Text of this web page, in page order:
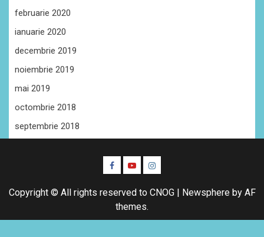
februarie 2020
ianuarie 2020
decembrie 2019
noiembrie 2019
mai 2019
octombrie 2018
septembrie 2018
Facebook
YoutubeInstagram
Copyright © All rights reserved to CNOG | Newsphereby AF
themes.